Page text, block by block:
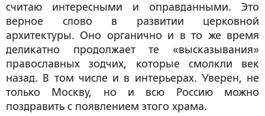
считаю интересными и оправданными. Это
верное слово в развитии церковной
архитектуры. Оно органично и в то же время
деликатно продолжает те «высказывания»
православных зодчих, которые смолкли век
назад. В том числе и в интерьерах. Уверен, не
только Москву, но и всю Россию можно
поздравить с появлением этого храма.